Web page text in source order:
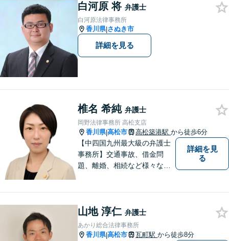
事件・交通事故・不動産問題
など幅広く対応。即日対応も
可能。まずはお気軽にご相談
ください。
白河原 将 弁護士
白河原法律事務所
香川県|さぬき市
詳細を見る
椎名 希純 弁護士
岡野法律事務所 高松支店
香川県|高松市 高松築港駅 から徒歩6分
【中四国九州最大級の弁護士
事務所】交通事故、借金問
題、離婚、相続など様々な問
い！
詳細を見
る
山地 淳仁 弁護士
あかり総合法律事務所
香川県|高松市 瓦町駅 から徒歩8分